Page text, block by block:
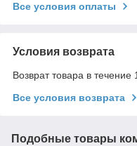
Все условия оплаты
Условия возврата
Возврат товара в
Все условия возврата
Подобные товары